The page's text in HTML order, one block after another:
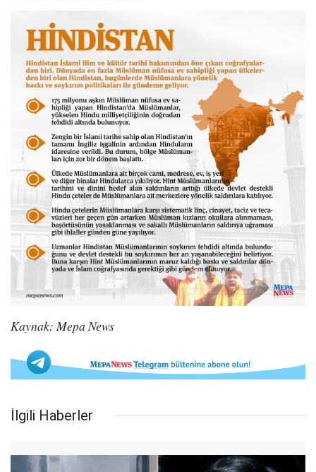
Kaynak: Mepa News
İlgili Haberler